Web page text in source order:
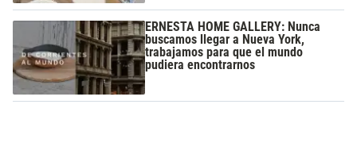
ERNESTA HOME GALLERY: Nunca
buscamos llegar a Nueva York,
trabajamos para que el mundo
pudiera encontrarnos